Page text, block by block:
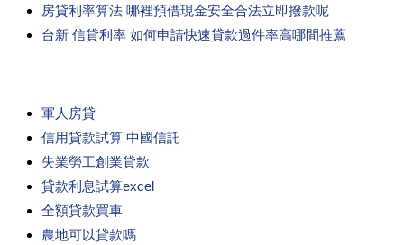
房貸利率算法 哪裡預借現金安全合法立即撥款呢
台新 信貸利率 如何申請快速貸款過件率高哪間推薦
軍人房貸
信用貸款試算 中國信託
失業勞工創業貸款
貸款利息試算excel
全額貸款買車
農地可以貸款嗎